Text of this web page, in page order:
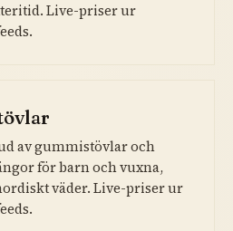
Live-priser ur
av gummistövlar och
för barn och vuxna,
väder. Live-priser ur